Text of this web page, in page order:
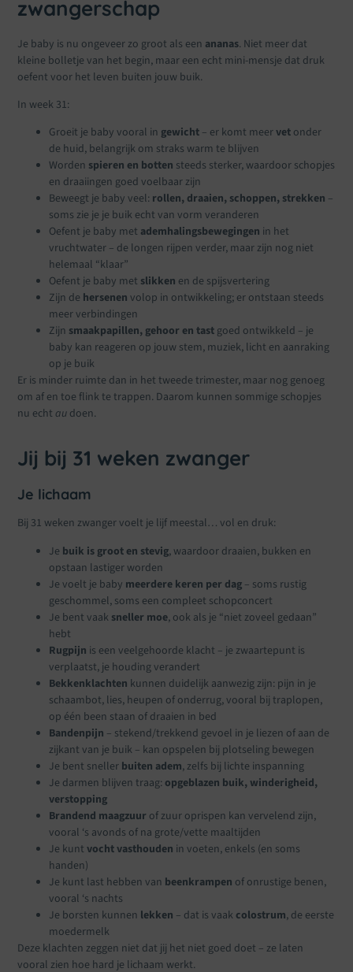
zwangerschap
Je baby is nu ongeveer zo groot als een ananas. Niet meer dat
kleine bolletje van het begin, maar een echt mini-mensje dat druk
oefent voor het leven buiten jouw buik.
In week 31:
Groeit je baby vooral in gewicht – er komt meervet onder
de huid, belangrijk om straks warm te blijven
Worden spieren en botten steeds sterker, waardoor schopjes
en draaiingen goed voelbaar zijn
Beweegt je baby veel: rollen, draaien, schoppen, strekken –
soms zie je je buik echt van vorm veranderen
Oefent je baby met ademhalingsbewegingen in het
vruchtwater – de longen rijpen verder, maar zijn nog niet
helemaal “klaar”
Oefent je baby met slikken en de spijsvertering
Zijn de hersenen volop in ontwikkeling; er ontstaan steeds
meer verbindingen
Zijn smaakpapillen, gehoor en tast goed ontwikkeld – je
baby kan reageren op jouw stem, muziek, licht en aanraking
op je buik
Er is minder ruimte dan in het tweede trimester, maar nog genoeg
om af en toe flink te trappen. Daarom kunnen sommige schopjes
nu echt au doen.
Jij bij 31 weken zwanger
Je lichaam
Bij 31 weken zwanger voelt je lijf meestal… vol en druk:
Je buik is groot en stevig, waardoor draaien, bukken en
opstaan lastiger worden
Je voelt je baby meerdere keren per dag – soms rustig
geschommel, soms een compleet schopconcert
Je bent vaak sneller moe, ook als je “niet zoveel gedaan”
hebt
Rugpijn is een veelgehoorde klacht – je zwaartepunt is
verplaatst, je houding verandert
Bekkenklachten kunnen duidelijk aanwezig zijn: pijn in je
schaambot, lies, heupen of onderrug, vooral bij traplopen,
op één been staan of draaien in bed
Bandenpijn – stekend/trekkend gevoel in je liezen of aan de
zijkant van je buik – kan opspelen bij plotseling bewegen
Je bent sneller buiten adem, zelfs bij lichte inspanning
Je darmen blijven traag: opgeblazen buik, winderigheid,
verstopping
Brandend maagzuur of zuur oprispen kan vervelend zijn,
vooral ‘s avonds of na grote/vette maaltijden
Je kuntvocht vasthouden in voeten, enkels (en soms
handen)
Je kunt last hebben van beenkrampen of onrustige benen,
vooral ‘s nachts
Je borsten kunnen lekken – dat is vaak colostrum, de eerste
moedermelk
Deze klachten zeggen niet dat jij het niet goed doet – ze laten
vooral zien hoe hard je lichaam werkt.